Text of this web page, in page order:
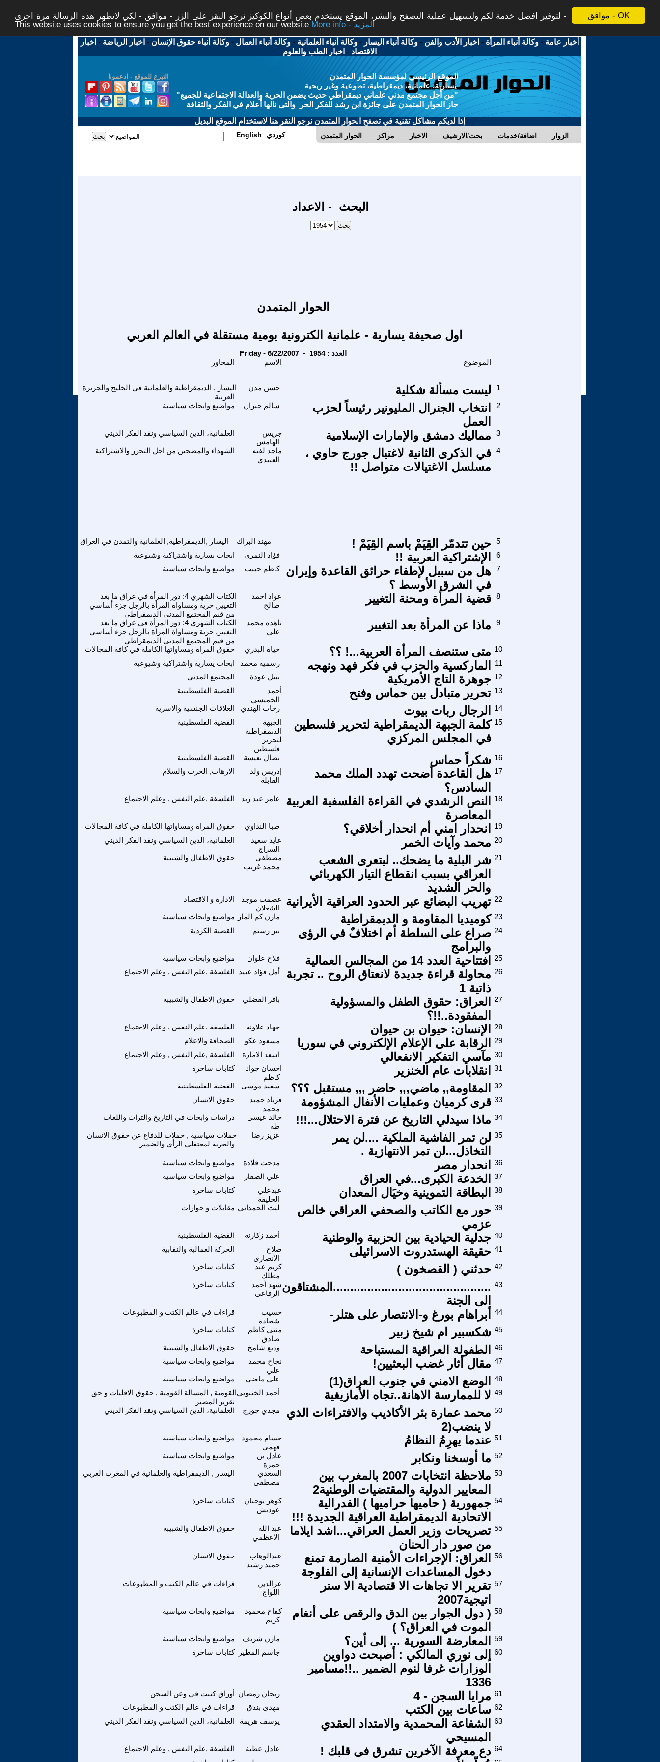
موافق - OK
لتوفير افضل خدمة لكم ولتسهيل عملية التصفح والنشر، الموقع يستخدم بعض أنواع الكوكيز نرجو النقر على الزر - موافق - لكي لاتظهر هذه الرسالة مرة اخرى -
This website uses cookies to ensure you get the best experience on our website
More info - المزيد
أخبار عامة -وكالة أنباء المرأة - اخبار الأدب والفن -وكالة أنباء اليسار -وكالة أنباء العلمانية -وكالة أنباء العمال -وكالة أنباء حقوق الإنسان - اخبار الرياضة - اخبار
الاقتصاد - اخبار الطب والعلوم
التبرع للموقع - ادعمونا
الموقع الرئيسي لمؤسسة الحوار المتمدن
يسارية، علمانية، ديمقراطية، تطوعية وغير ربحية
"من أجل مجتمع مدني علماني ديمقراطي حديث يضمن الحرية والعدالة الاجتماعية للجميع"
حاز الحوار المتمدن على جائزة ابن رشد للفكر الحر والتى نالها أعلام في الفكر والثقافة
إذا لديكم مشاكل تقنية في تصفح الحوار المتمدن نرجو النقر هنا لاستخدام الموقع البديل
الحوار المتمدن مراكز الاخبار بحث/الارشيف اضافة/خدمات الزوار English كوردي
البحث - الاعداد
الحوار المتمدن
اول صحيفة يسارية - علمانية الكترونية يومية مستقلة في العالم العربي
Friday - 6/22/2007 - العدد : 1954
الاسم الموضوع
اليسار , الديمقراطية والعلمانية في الخليج والجزيرة
العربية
حسن مدن ليست مسألة شكلية 1
مواضيع وابحاث سياسية سالم جبران
انتخاب الجنرال المليونير رئيساً لحزب
العمل
2
العلمانية، الدين السياسي ونقد الفكر الديني
جريس
الهامس
مماليك دمشق والإمارات الإسلامية 3
الشهداء والمضحين من اجل التحرر والاشتراكية
ماجد لفته
العبيدي
في الذكرى الثانية لاغتيال جورج حاوي ،
مسلسل الاغتيالات متواصل !!
4
اليسار ,الديمقراطية, العلمانية والتمدن في العراق مهند البراك حين تتدمّر القِيَمْ باسم القِيَمْ !
5
ابحاث يسارية واشتراكية وشيوعية
فؤاد النمري الإشتراكية العربية !!
6
مواضيع وابحاث سياسية
كاظم حبيب
هل من سبيل لإطفاء حرائق القاعدة وإيران
في الشرق الأوسط ؟
7
الكتاب الشهري 4: دور المرأة في عراق ما بعد
التغيير, حرية ومساواة المرأة بالرجل جزء أساسي
من قيم المجتمع المدني الديمقراطي
عواد احمد
صالح
قضية المرأة ومحنة التغيير 8
الكتاب الشهري 4: دور المرأة في عراق ما بعد
التغيير, حرية ومساواة المرأة بالرجل جزء أساسي
من قيم المجتمع المدني الديمقراطي
ناهده محمد
علي
ماذا عن المرأة بعد التغيير 9
حقوق المراة ومساواتها الكاملة في كافة المجالات حياة البدري متى ستنصف المرأة العربية...! ؟؟ 10
ابحاث يسارية واشتراكية وشيوعية
رسميه محمد الماركسية والحزب في فكر فهد ونهجه
11
المجتمع المدني
نبيل عودة جوهرة التاج الأمريكية 12
القضية الفلسطينية
أحمد
الخميسي
تحرير متبادل بين حماس وفتح 13
العلاقات الجنسية والاسرية رحاب الهندي الرجال ربات بيوت
14
القضية الفلسطينية
الجبهة
الديمقراطية
لتحرير
فلسطين
كلمة الجبهة الديمقراطية لتحرير فلسطين
في المجلس المركزي
15
القضية الفلسطينية نضال نعيسة شكراً حماس 16
الارهاب, الحرب والسلام
إدريس ولد
القابلة
هل القاعدة أضحت تهدد الملك محمد
السادس؟
17
الفلسفة ,علم النفس , وعلم الاجتماع عامر عبد زيد
النص الرشدي في القراءة الفلسفية العربية
المعاصرة
18
حقوق المراة ومساواتها الكاملة في كافة المجالات صبا النداوي انحدار امني أم انحدار أخلاقي؟
19
العلمانية، الدين السياسي ونقد الفكر الديني
عايد سعيد
السراج
محمد وآيات الخمر 20
حقوق الاطفال والشبيبة
مصطفى
محمد غريب
شر البلية ما يضحك.. ليتعرى الشعب
العراقي بسبب انقطاع التيار الكهربائي
والحر الشديد
21
الادارة و الاقتصاد
عصمت موجد
الشعلان
تهريب البضائع عبر الحدود العراقية الأيرانية 22
مواضيع وابحاث سياسية مازن كم الماز كوميديا المقاومة و الديمقراطية 23
القضية الكردية
بير رستم
صراع على السلطة أم اختلافٌ في الرؤى
والبرامج
24
مواضيع وابحاث سياسية فلاح علوان افتتاحية العدد 14 من المجالس العمالية
25
الفلسفة ,علم النفس , وعلم الاجتماع أمل فؤاد عبيد
محاولة قراءة جديدة لانعتاق الروح .. تجربة
ذاتية 1
26
حقوق الاطفال والشبيبة باقر الفضلي
العراق: حقوق الطفل والمسؤولية
المفقودة..!!؟
27
الفلسفة ,علم النفس , وعلم الاجتماع جهاد علاونه الإنسان: حيوان بن حيوان
28
الصحافة والاعلام
مسعود عكو الرقابة على الإعلام الإلكتروني في سوريا
29
الفلسفة ,علم النفس , وعلم الاجتماع
اسعد الامارة مآسي التفكير الانفعالي 30
كتابات ساخرة
احسان جواد
كاظم
انقلابات عام الخنزير 31
القضية الفلسطينية سعيد موسى المقاومة,, ماضي,,, حاضر ,,, مستقبل ؟؟؟
32
حقوق الانسان
فرياد حميد
محمد
قرى كرميان وعمليات الأنفال المشؤومة 33
دراسات وابحاث في التاريخ والتراث واللغات
خالد عيسى
طه
ماذا سيدلي التاريخ عن فترة الاحتلال...!!! 34
حملات سياسية , حملات للدفاع عن حقوق الانسان
والحرية لمعتقلي الرأي والضمير
عزيز رضا
لن تمر الفاشية الملكية ....لن يمر
التخاذل...لن تمر الانتهازية .
35
مواضيع وابحاث سياسية مدحت قلادة انحدار مصر
36
مواضيع وابحاث سياسية
علي الصفار الخدعة الكبرى...في العراق
37
كتابات ساخرة
عبدعلي
الخليفة
البطاقة التموينية وخيَال المعدان 38
مقابلات و حوارات ليث الحمداني
حور مع الكاتب والصحفي العراقي خالص
عزمي
39
القضية الفلسطينية أحمد زكارنه جدلية الحيادية بين الحزبية والوطنية 40
الحركة العمالية والنقابية
صلاح
الأنصارى
حقيقة الهستدروت الاسرائيلى 41
كتابات ساخرة
كريم عبد
مطلك
حدثني ( القصخون ) 42
كتابات ساخرة
شهد أحمد
الرفاعى ..............................................المشتاقون
الى الجنة
43
قراءات في عالم الكتب و المطبوعات
حسيب
شحادة
أبراهام بورغ و-الانتصار على هتلر- 44
كتابات ساخرة
مثنى كاظم
صادق
شكسبير ام شيخ زبير 45
حقوق الاطفال والشبيبة وديع شامخ الطفولة العراقية المستباحة
46
مواضيع وابحاث سياسية
نجاح محمد
علي
مقال أثار غضب البعثيين! 47
مواضيع وابحاث سياسية علي ماضي الوضع الامني في جنوب العراق(1)
48
القومية , المسالة القومية , حقوق الاقليات و حق
تقرير المصير
أحمد الخنبوبي لا للممارسة الاهانة..تجاه الأمازيغية 49
العلمانية، الدين السياسي ونقد الفكر الديني مجدي جورج
محمد عمارة بئر الأكاذيب والافتراءات الذي
لا ينضب(2
50
مواضيع وابحاث سياسية
حسام محمود
فهمي
عندما يهرِمُ النظامُ 51
مواضيع وابحاث سياسية
عادل بن
حمزة
ما أوسخنا ونكابر 52
اليسار , الديمقراطية والعلمانية في المغرب العربي
السعدي
مصطفى
ملاحظة انتخابات 2007 بالمغرب بين
المعايير الدولية والمقتضيات الوطنية2
53
كتابات ساخرة
كوهر يوحنان
عوديش
جمهورية ( حاميها حراميها ) الفدرالية
الاتحادية الديمقراطية العراقية الجديدة !!!
54
حقوق الاطفال والشبيبة
عبد الله
الاعظمي
تصريحات وزير العمل العراقي...اشد ايلاما
من صور دار الحنان
55
حقوق الانسان
عبدالوهاب
حميد رشيد
العراق: الإجراءات الأمنية الصارمة تمنع
دخول المساعدات الإنسانية إلى الفلوجة
56
قراءات في عالم الكتب و المطبوعات
عزالدين
اللواج
تقرير الا تجاهات الا قتصادية الا ستر
اتيجية2007
57
مواضيع وابحاث سياسية
كفاح محمود
كريم
( دول الجوار بين الدق والرقص على أنغام
الموت في العراق؟ )
58
مواضيع وابحاث سياسية مازن شريف المعارضة السورية ... إلى أين؟
59
كتابات ساخرة
جاسم المطير
إلى نوري المالكي : أصبحت دواوين
الوزارات غرفا لنوم الضمير ..!!مسامير
1336
60
أوراق كتبت في وعن السجن ربحان رمضان مرايا السجن - 4 61
قراءات في عالم الكتب و المطبوعات
مهدى بندق ساعات بين الكتب 62
العلمانية، الدين السياسي ونقد الفكر الديني
يوسف هريمة
الشفاعة المحمدية والامتداد العقدي
المسيحي
63
الفلسفة ,علم النفس , وعلم الاجتماع عادل عطية دع معرفة الآخرين تشرق فى قلبك ! 64